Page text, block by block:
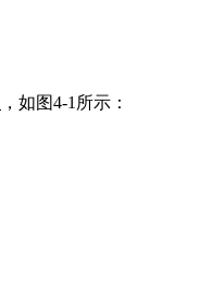
，如图4-1所示：